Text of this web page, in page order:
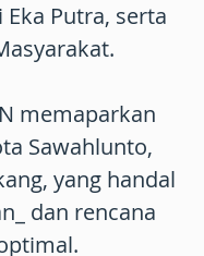
Putra, serta
memaparkan
Sawahlunto,
yang handal
dan rencana